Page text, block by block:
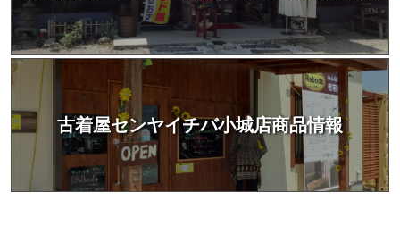
古着屋センヤイチバ小城店商品情報